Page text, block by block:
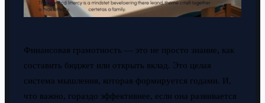
Финансовая грамотность — это не просто знание, как
составить бюджет или открыть вклад. Это целая
система мышления, которая формируется годами. И,
что важно, гораздо эффективнее, если она развивается